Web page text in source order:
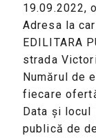
19.09.2022,
Adresa la
EDILITARA
strada
Numărul de
fiecare
Data şi locul
publică de